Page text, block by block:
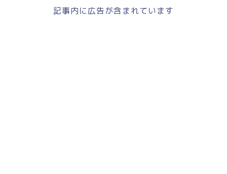
記事内に広告が含まれています